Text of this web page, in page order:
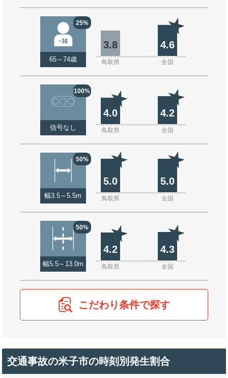
25%
65～74歳
3.8 4.6
鳥取県 全国
100%
信号なし
4.0 4.2
鳥取県 全国
50%
幅3.5～5.5m
5.0 5.0
鳥取県 全国
50%
幅5.5～13.0m
4.2 4.3
鳥取県 全国
こだわり条件で探す
交通事故の米子市の時刻別発生割合